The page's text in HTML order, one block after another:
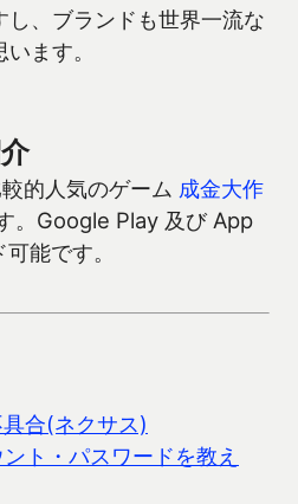
し、ブランドも世界一流な
ます。
的人気のゲーム 成金大作
。Google Play 及び App
能です。
合(ネクサス)
ト・パスワードを教え